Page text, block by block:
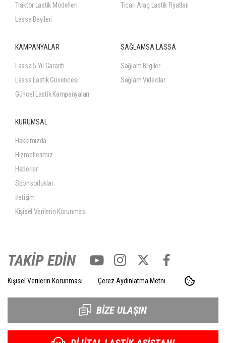
Traktör Lastik Modelleri
Lassa Bayileri
Ticari Araç Lastik Fiyatları
KAMPANYALAR
Lassa 5 Yıl Garanti
Lassa Lastik Güvencesi
Güncel Lastik Kampanyaları
SAĞLAMSA LASSA
Sağlam Bilgiler
Sağlam Videolar
KURUMSAL
Hakkımızda
Hizmetlerimiz
Haberler
Sponsorluklar
İletişim
Kişisel Verilerin Korunması
TAKİP EDİN
Kişisel Verilerin Korunması Çerez Aydınlatma Metni
BİZE ULAŞIN